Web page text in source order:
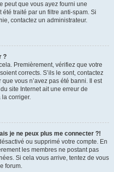
peut que vous ayez fourni une
traité par un filtre anti-spam. Si
contactez un administrateur.
?
Premièrement, vérifiez que votre
corrects. S’ils le sont, contactez
vous n’avez pas été banni. Il est
site Internet ait une erreur de
la corriger.
je ne peux plus me connecter ?!
ou supprimé votre compte. En
les membres ne postant pas
Si cela vous arrive, tentez de vous
forum.